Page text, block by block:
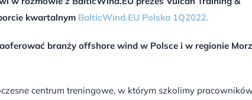
kwartalnym BalticWind.EU Polska 1Q2022.
branży offshore wind w Polsce i w regionie
centrum treningowe, w którym szkolimy